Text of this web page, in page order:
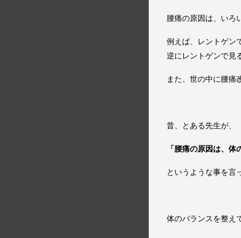
腰痛の原因は、いろ
例えば、レントゲン
逆にレントゲンで見
また、世の中に腰痛
昔、とある先生が、
「腰痛の原因は、
というような事を言
体のバランスを整え